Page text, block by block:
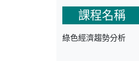
課程名稱
綠色經濟趨勢分析